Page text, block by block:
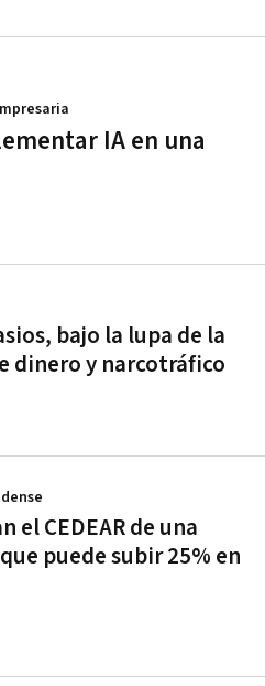
IA en una
bajo la lupa de la
dinero y narcotráfico
el CEDEAR de una
puede subir 25% en